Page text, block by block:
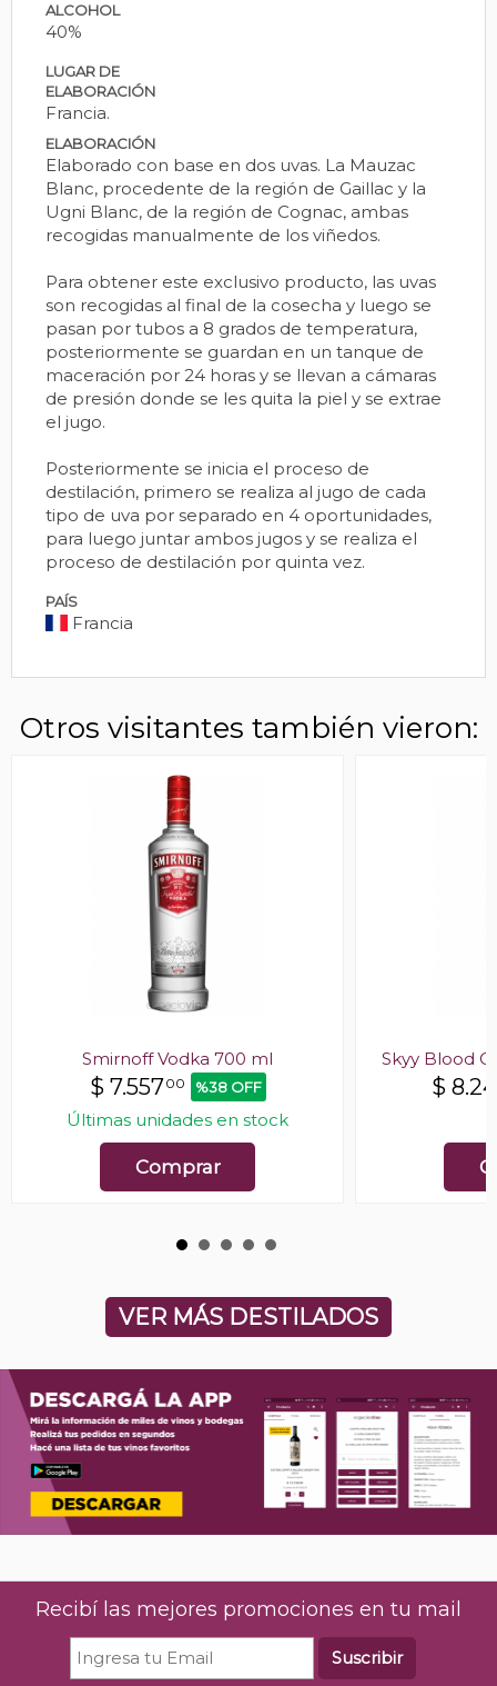
ALCOHOL
40%
LUGAR DE
ELABORACIÓN
Francia.
ELABORACIÓN
Elaborado con base en dos uvas. La Mauzac
Blanc, procedente de la región de Gaillac y la
Ugni Blanc, de la región de Cognac, ambas
recogidas manualmente de los viñedos.
Para obtener este exclusivo producto, las uvas
son recogidas al final de la cosecha y luego se
pasan por tubos a 8 grados de temperatura,
posteriormente se guardan en un tanque de
maceración por 24 horas y se llevan a cámaras
de presión donde se les quita la piel y se extrae
el jugo.
Posteriormente se inicia el proceso de
destilación, primero se realiza al jugo de cada
tipo de uva por separado en 4 oportunidades,
para luego juntar ambos jugos y se realiza el
proceso de destilación por quinta vez.
PAÍS
Francia
Otros visitantes también vieron:
Smirnoff Vodka 700 ml
$ 7.55700 %38 OFF
Últimas unidades en stock
Comprar
Skyy Blood
$
Ketel One Vodka 1 Litro
En stock
Comprar
VER MÁS DESTILADOS
Recibí las mejores promociones en tu mail
Suscribir